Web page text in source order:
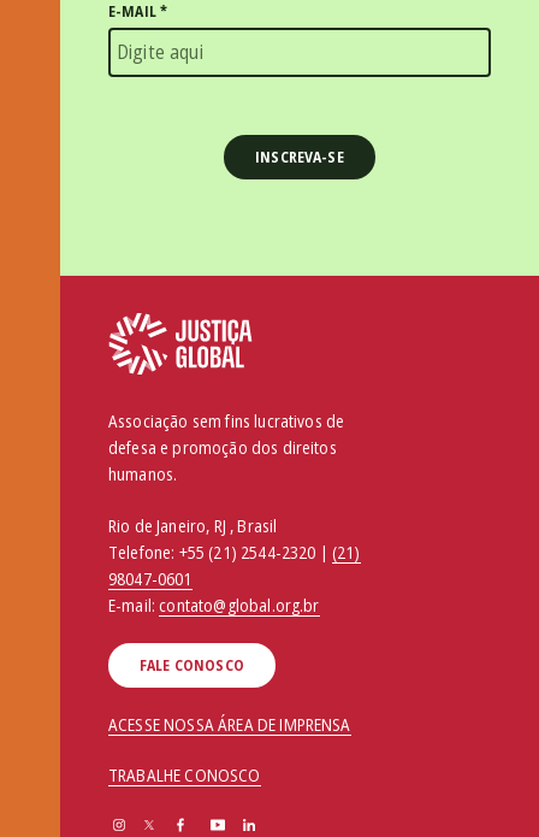
E-MAIL*
Associação sem fins lucrativos de
defesa e promoção dos direitos
humanos.
Rio de Janeiro, RJ , Brasil
Telefone: +55 (21) 2544-2320 | (21)
98047-0601
E-mail:contato@global.org.br
FALE CONOSCO
ACESSE NOSSA ÁREA DE IMPRENSA
TRABALHE CONOSCO